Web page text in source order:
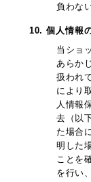
負わな
10. 個人情報
当ショ
あらか
扱われ
により
人情報
去（以
た場合
明した
ことを
を行い